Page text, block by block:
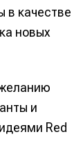
в качестве
новых
и
Red